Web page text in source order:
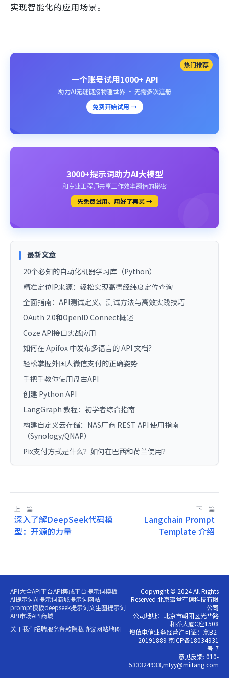
实现智能化的应用场景。
热门推荐
一个账号试用1000+ API
助力AI无缝链接物理世界 · 无需多次注册
免费开始试用 →
3000+提示词助力AI大模型
和专业工程师共享工作效率翻倍的秘密
先免费试用、用好了再买 →
最新文章
20个必知的自动化机器学习库（Python）
精准定位IP来源：轻松实现高德经纬度定位查询
全面指南：API测试定义、测试方法与高效实践技巧
OAuth 2.0和OpenID Connect概述
Coze API接口实战应用
如何在 Apifox 中发布多语言的 API 文档？
轻松掌握外国人微信支付的正确姿势
手把手教你使用盘古API
创建 Python API
LangGraph 教程：初学者综合指南
构建自定义云存储：NAS厂商 REST API 使用指南
（Synology/QNAP）
Pix支付方式是什么？如何在巴西和荷兰使用？
上一篇
深入了解DeepSeek代码模
型：开源的力量
下一篇
Langchain Prompt
Template 介绍
API大全API平台API集成平台提示词模板
AI提示词AI提示词商城提示词网站
prompt模板deepseek提示词文生图提示词
API市场API商城
关于我们招聘服务条款隐私协议网站地图
Copyright © 2024 All Rights
Reserved 北京蜜堂有信科技有限
公司
公司地址：北京市朝阳区光华路
和乔大厦C座1508
增值电信业务经营许可证：京B2-
20191889 京ICP备18034931
号-7
意见反馈: 010-
533324933,mtyy@miitang.com